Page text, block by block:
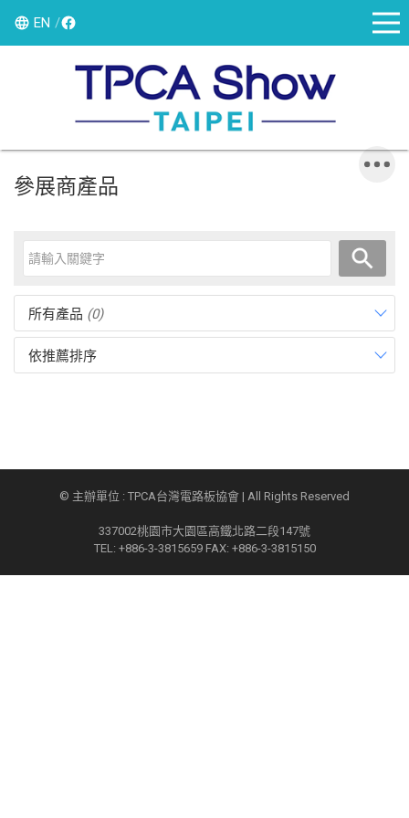
EN
參展商產品
所有產品 (0)
依推薦排序
© 主辦單位 : TPCA台灣電路板協會 | All Rights Reserved
337002桃園市大園區高鐵北路二段147號
TEL: +886-3-3815659 FAX: +886-3-3815150